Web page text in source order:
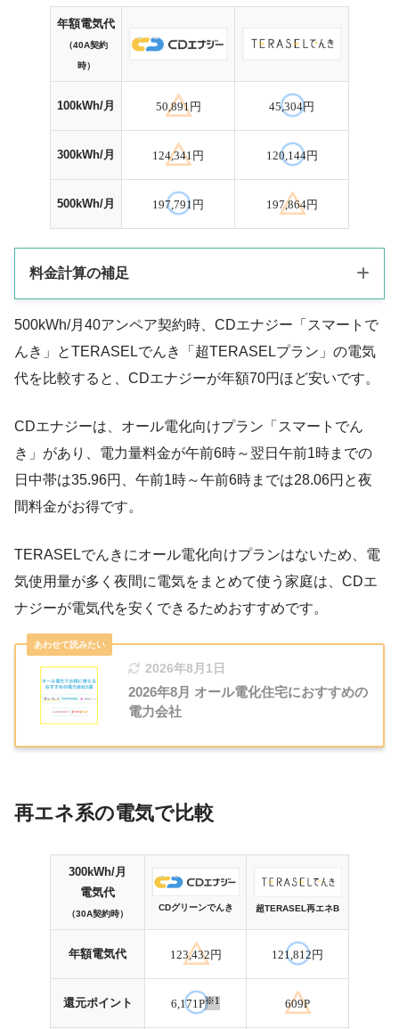
年額電気代
（40A契約
時）
100kWh/月 50,891円 45,304円
300kWh/月 124,341円 120,144円
500kWh/月 197,791円 197,864円
料金計算の補足
CDエナジーは、オール電化プラン「スマートでんき」契約時と
します。
500kWh/月時は超TERASELプラン契約時とします。
電力使用量は6～AM1時(日中)が58％、AM1～6時(深夜)が42％の
割合で算出しています。
す。
再エネ賦課金は、2024年1～4月：1.40円、2024年5～12月：
3.49円を適用しています。
激変緩和対策措置による燃料費調整額の割引や酷暑乗り切り緊
急支援の電気使用量に応じた値引きは含みません。
500kWh/月40アンペア契約時、CDエナジー「スマートで
んき」とTERASELでんき「超TERASELプラン」の電気
代を比較すると、CDエナジーが年額70円ほど安いです。
CDエナジーは、オール電化向けプラン「スマートでん
き」があり、電力量料金が午前6時～翌日午前1時までの
日中帯は35.96円、午前1時～午前6時までは28.06円と夜
間料金がお得です。
TERASELでんきにオール電化向けプランはないため、電
気使用量が多く夜間に電気をまとめて使う家庭は、CDエ
ナジーが電気代を安くできるためおすすめです。
2026年8月1日
2026年8月 オール電化住宅におすすめの
電力会社
再エネ系の電気で比較
300kWh/月
電気代
（30A契約時）
CDグリーンでんき 超TERASEL再エネB
年額電気代 123,432円 121,812円
還元ポイント 6,171P※1 609P